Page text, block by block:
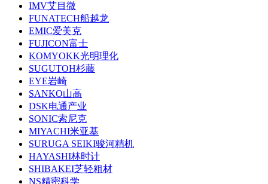
IMV艾目微
FUNATECH船越龙
EMIC爱美克
FUJICON富士
KOMYOKK光明理化
SUGUTOH杉藤
EYE岩崎
SANKO山高
DSK电通产业
SONIC索尼克
MIYACHI米亚基
SURUGA SEIKI骏河精机
HAYASHI林时计
SHIBAKEI芝轻粗材
NS精密科学